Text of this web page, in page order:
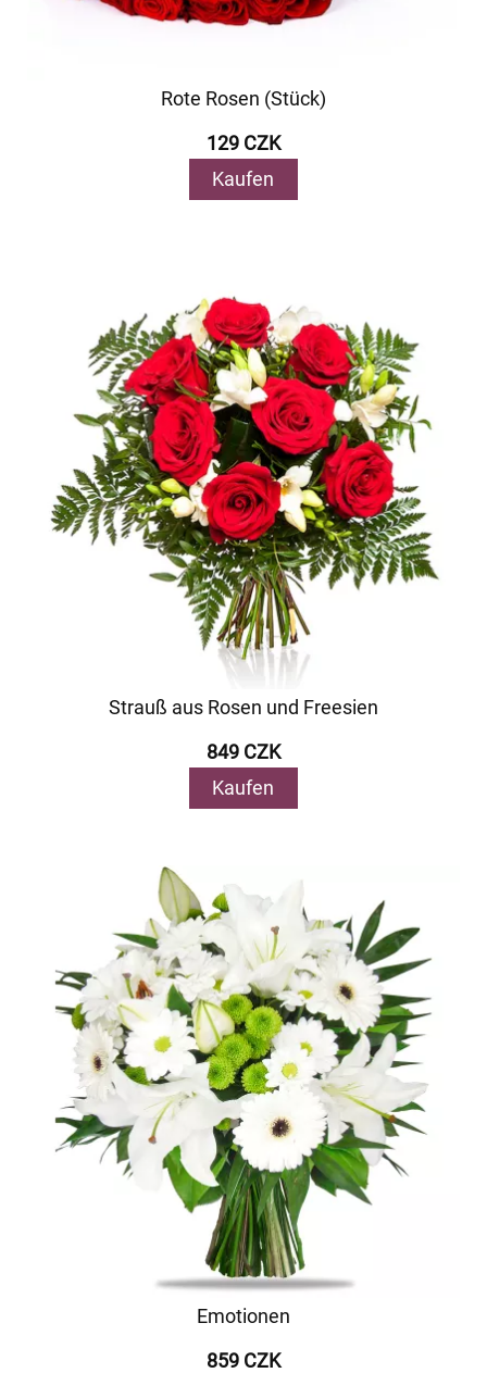
Rote Rosen (Stück)
129 CZK
Kaufen
Strauß aus Rosen und Freesien
849 CZK
Kaufen
Emotionen
859 CZK